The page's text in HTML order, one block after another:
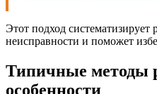
Этот подход
неисправности и поможет
Типичные методы
особенности